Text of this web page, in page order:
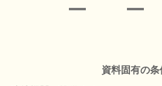
資料固有の条